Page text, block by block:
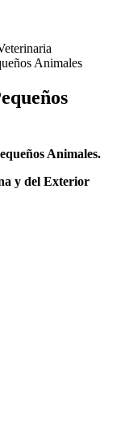
Animales
Animales.
y del Exterior